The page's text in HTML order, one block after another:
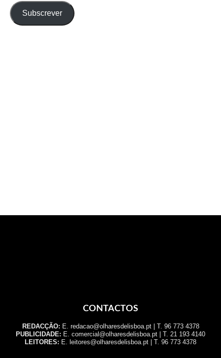
Subscrever
CONTACTOS
REDACÇÃO: E. redacao@olharesdelisboa.pt | T. 96 773 4378
PUBLICIDADE: E. comercial@olharesdelisboa.pt | T. 21 193 4140
LEITORES: E. leitores@olharesdelisboa.pt | T. 96 773 4378